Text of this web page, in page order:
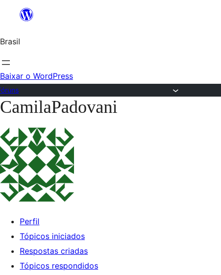
o
conteúdo
Brasil
Baixar o WordPress
Pular
o
conteúdo
CamilaPadovani
Perfil
Tópicos iniciados
Respostas criadas
Tópicos respondidos